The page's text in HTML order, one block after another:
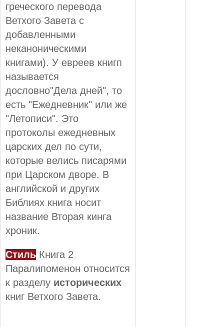
греческого перевода
Ветхого Завета с
добавленными
неканоническими
книгами). У евреев книгп
называется
дословно"Дела дней", то
есть "Ежедневник" или же
"Летописи". Это
протоколы ежедневных
царских дел по сути,
которые велись писарями
при Царском дворе. В
английской и других
Библиях книга носит
название Вторая кинга
хроник.
Стиль Книга 2
Паралипоменон относится
к разделу исторических
книг Ветхого Завета.